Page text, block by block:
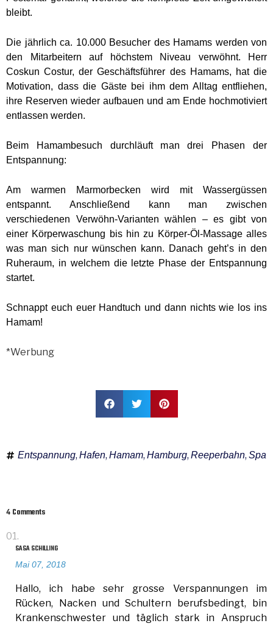
bleibt.
Die jährlich ca. 10.000 Besucher des Hamams werden von
den Mitarbeitern auf höchstem Niveau verwöhnt. Herr
Coskun Costur, der Geschäftsführer des Hamams, hat die
Motivation, dass die Gäste bei ihm dem Alltag entfliehen,
ihre Reserven wieder aufbauen und am Ende hochmotiviert
entlassen werden.
Beim Hamambesuch durchläuft man drei Phasen der
Entspannung:
Am warmen Marmorbecken wird mit Wassergüssen
entspannt. Anschließend kann man zwischen
verschiedenen Verwöhn-Varianten wählen – es gibt von
einer Körperwaschung bis hin zu Körper-Öl-Massage alles
was man sich nur wünschen kann. Danach geht’s in den
Ruheraum, in welchem die letzte Phase der Entspannung
startet.
Schnappt euch euer Handtuch und dann nichts wie los ins
Hamam!
*Werbung
Entspannung, Hafen, Hamam, Hamburg, Reeperbahn, Spa
4 Comments
SASA SCHILLING
Mai 07, 2018
Hallo, ich habe sehr grosse Verspannungen im
Rücken, Nacken und Schultern berufsbedingt, bin
Krankenschwester und täglich stark in Anspruch